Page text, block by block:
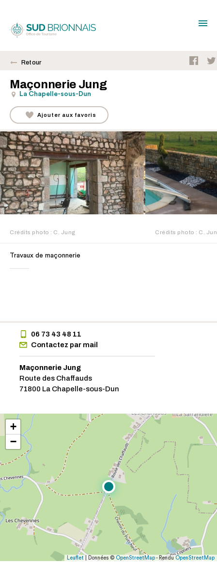
Retour
Maçonnerie Jung
La Chapelle-sous-Dun
Ajouter aux favoris
Crédits photo : C. Jung Crédits photo : C.
Travaux de maçonnerie
06 73 43 48 11
Contactez par mail
Maçonnerie Jung
Route des Chaffauds
71800 La Chapelle-sous-Dun
+
−
Leaflet | Données © OpenStreetMap- Rendu OpenStreetMap